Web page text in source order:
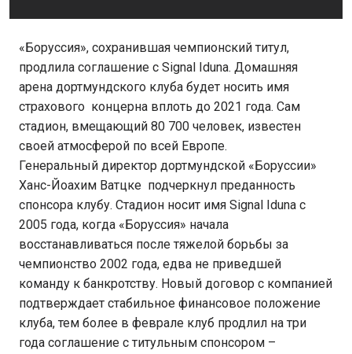
«Боруссия», сохранившая чемпионский титул,
продлила соглашение с Signal Iduna. Домашняя
арена дортмундского клуба будет носить имя
страхового концерна вплоть до 2021 года. Сам
стадион, вмещающий 80 700 человек, известен
своей атмосферой по всей Европе.
Генеральный директор дортмундской «Боруссии»
Ханс-Йоахим Ватцке подчеркнул преданность
спонсора клубу. Стадион носит имя Signal Iduna с
2005 года, когда «Боруссия» начала
восстанавливаться после тяжелой борьбы за
чемпионство 2002 года, едва не приведшей
команду к банкротству. Новый договор с компанией
подтверждает стабильное финансовое положение
клуба, тем более в феврале клуб продлил на три
года соглашение с титульным спонсором –